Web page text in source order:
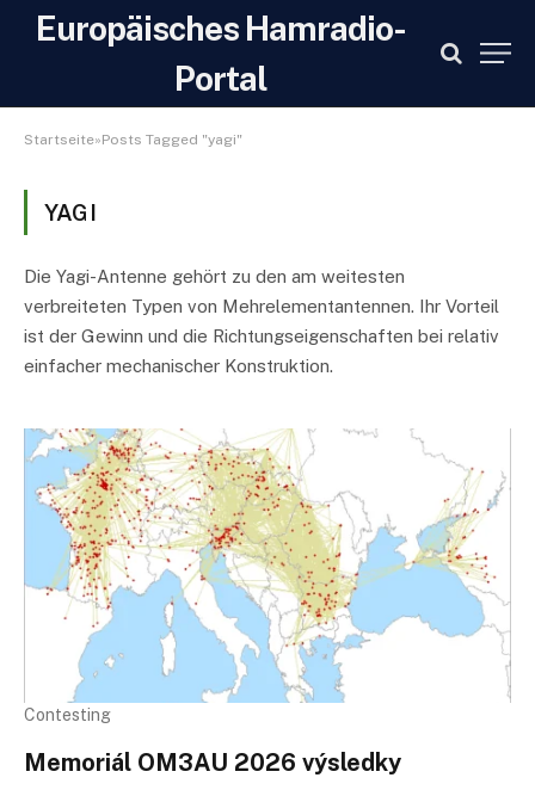
Europäisches Hamradio-
Portal
Startseite»Posts Tagged "yagi"
YAGI
Die Yagi-Antenne gehört zu den am weitesten
verbreiteten Typen von Mehrelementantennen. Ihr Vorteil
ist der Gewinn und die Richtungseigenschaften bei relativ
einfacher mechanischer Konstruktion.
Contesting
Memoriál OM3AU 2026 výsledky